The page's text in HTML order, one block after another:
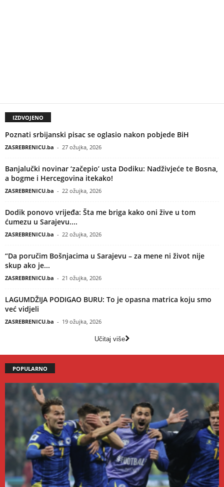
IZDVOJENO
Poznati srbijanski pisac se oglasio nakon pobjede BiH
ZASREBRENICU.ba - 27 ožujka, 2026
Banjalučki novinar ‘začepio’ usta Dodiku: Nadživjeće te Bosna,
a bogme i Hercegovina itekako!
ZASREBRENICU.ba - 22 ožujka, 2026
Dodik ponovo vrijeđa: Šta me briga kako oni žive u tom
ćumezu u Sarajevu....
ZASREBRENICU.ba - 22 ožujka, 2026
“Da poručim Bošnjacima u Sarajevu – za mene ni život nije
skup ako je...
ZASREBRENICU.ba - 21 ožujka, 2026
LAGUMDŽIJA PODIGAO BURU: To je opasna matrica koju smo
već vidjeli
ZASREBRENICU.ba - 19 ožujka, 2026
Učitaj više
POPULARNO